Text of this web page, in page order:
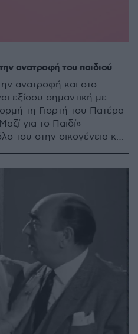
ανατροφή του παιδιού
ανατροφή και στο
εξίσου σημαντική με
τη Γιορτή του Πατέρα
για το Παιδί»
του στην οικογένεια και